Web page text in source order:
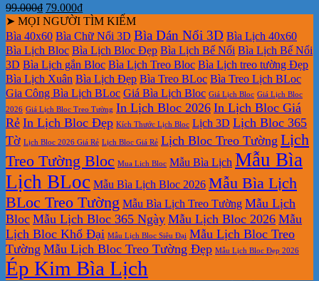
99.000₫ Giá
gốc
là:
99.000₫.
79.000₫Giá
hiện
tại
là:
79.000₫.
➤ MỌI NGƯỜI TÌM KIẾM
Bìa 40x60 Bìa Chữ Nổi 3D Bìa Dán Nổi 3D Bìa Lịch 40x60
Bìa Lịch Bloc Bìa Lịch Bloc Đẹp Bìa Lịch Bế Nổi Bìa Lịch Bế Nổi
3D Bìa Lịch gắn Bloc Bìa Lịch Treo Bloc Bìa Lịch treo tường Đẹp
Bìa Lịch Xuân Bìa Lịch Đẹp Bìa Treo BLoc Bìa Treo Lịch BLoc
Gia Công Bìa Lịch BLoc Giá Bìa Lịch Bloc Giá Lịch Bloc Giá Lịch Bloc
2026 Giá Lịch Bloc Treo Tường In Lịch Bloc 2026 In Lịch Bloc Giá
Rẻ In Lịch Bloc Đẹp Kích Thước Lịch Bloc Lịch 3D Lịch Bloc 365
Tờ Lịch Bloc 2026 Giá Rẻ Lịch Bloc Giá Rẻ Lịch Bloc Treo Tường Lịch
Treo Tường Bloc Mua Lich Bloc Mẫu Bìa Lịch Mẫu Bìa
Lịch BLoc Mẫu Bìa Lịch Bloc 2026 Mẫu Bìa Lịch
BLoc Treo Tường Mẫu Bìa Lịch Treo Tường Mẫu Lịch
Bloc Mẫu Lịch Bloc 365 Ngày Mẫu Lịch Bloc 2026 Mẫu
Lịch Bloc Khổ Đại Mẫu Lịch Bloc Siêu Đại Mẫu Lịch Bloc Treo
Tường Mẫu Lịch Bloc Treo Tường Đẹp Mẫu Lịch Bloc Đẹp 2026
Ép Kim Bìa Lịch